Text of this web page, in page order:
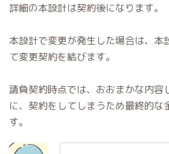
詳細の本設計は契約後になります。
本設計で変更が発生した場合は、本
て変更契約を結びます。
請負契約時点では、おおまかな内容
に、契約をしてしまうため最終的な
す。